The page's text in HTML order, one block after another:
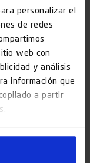
personalizar el
de redes
web con
y análisis
información que
a partir